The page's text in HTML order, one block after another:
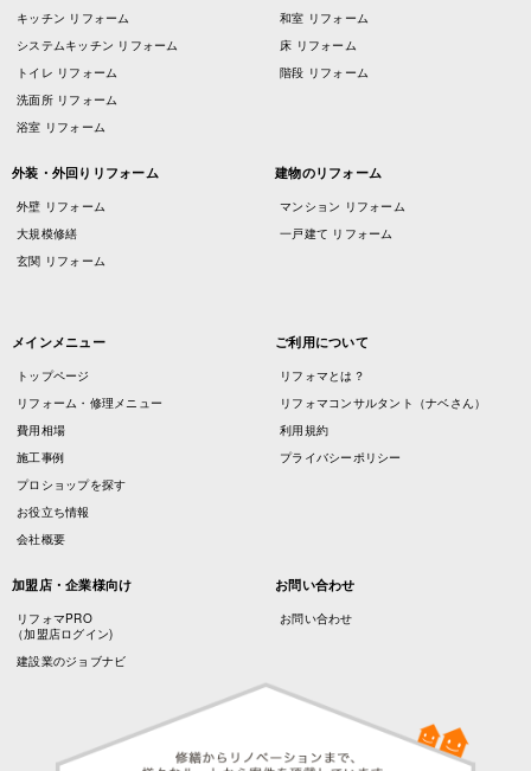
キッチン リフォーム
システムキッチン リフォーム
トイレ リフォーム
洗面所 リフォーム
浴室 リフォーム
和室 リフォーム
床 リフォーム
階段 リフォーム
外装・外回りリフォーム
外壁 リフォーム
大規模修繕
玄関 リフォーム
建物のリフォーム
マンション リフォーム
一戸建て リフォーム
メインメニュー
トップページ
リフォーム・修理メニュー
費用相場
施工事例
プロショップを探す
お役立ち情報
会社概要
ご利用について
リフォマとは？
リフォマコンサルタント（ナベさん）
利用規約
プライバシーポリシー
加盟店・企業様向け
リフォマPRO
（加盟店ログイン)
建設業のジョブナビ
お問い合わせ
お問い合わせ